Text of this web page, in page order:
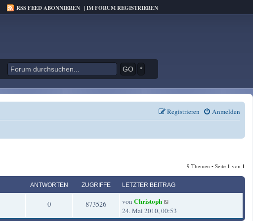
RSS FEED ABONNIEREN |IM FORUM REGISTRIEREN
*
Anmelden
Registrieren
9 Themen • Seite 1 von 1
ANTWORTEN ZUGRIFFE LETZTER BEITRAG
0A
n
873526Z
u
L
e
t
von Christoph
24. Mai 2010, 00:53